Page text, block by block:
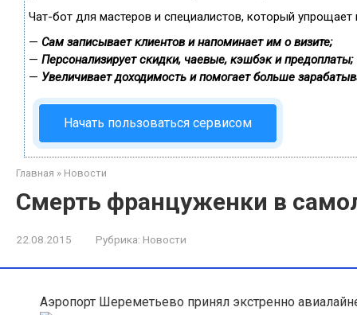
Чат-бот для мастеров и специалистов, который упрощает
— Сам записывает клиентов и напоминает им о визите;
— Персонализирует скидки, чаевые, кэшбэк и предоплаты;
— Увеличивает доходимость и помогает больше
Начать пользоваться сервисом
Главная » Новости
Смерть француженки в
22.08.2015 Рубрика: Новости
Аэропорт Шереметьево принял экстренно